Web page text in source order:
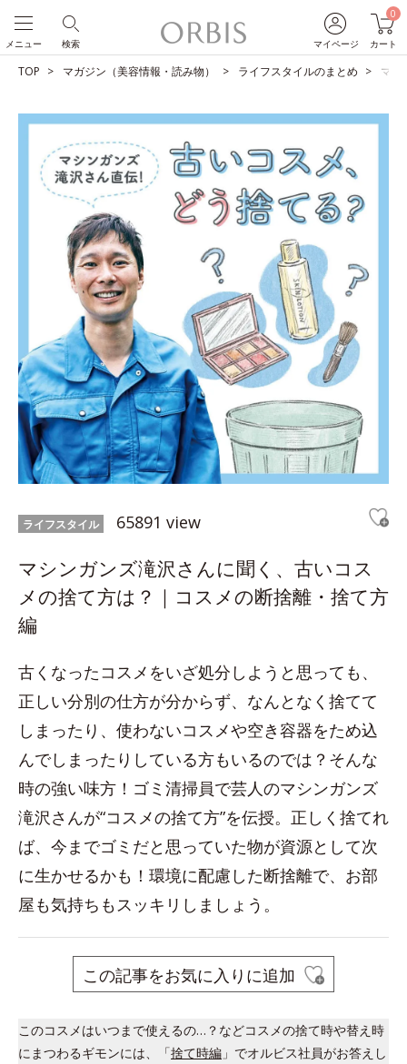
マイページ
0
カート
検索
メニュー
TOP マガジン（美容情報・読み物） ライフスタイルのまとめ マシ
ライフスタイル 65891 view
マシンガンズ滝沢さんに聞く、古いコス
メの捨て方は？｜コスメの断捨離・捨て方
編
古くなったコスメをいざ処分しようと思っても、
正しい分別の仕方が分からず、なんとなく捨てて
しまったり、使わないコスメや空き容器をため込
んでしまったりしている方もいるのでは？そんな
時の強い味方！ゴミ清掃員で芸人のマシンガンズ
滝沢さんが“コスメの捨て方”を伝授。正しく捨てれ
ば、今までゴミだと思っていた物が資源として次
に生かせるかも！環境に配慮した断捨離で、お部
屋も気持ちもスッキリしましょう。
この記事をお気に入りに追加
このコスメはいつまで使えるの…？などコスメの捨て時や替え時
にまつわるギモンには、「捨て時編 」でオルビス社員がお答えし